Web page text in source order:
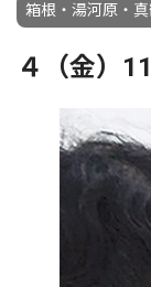
箱根・湯河原・
４（金）